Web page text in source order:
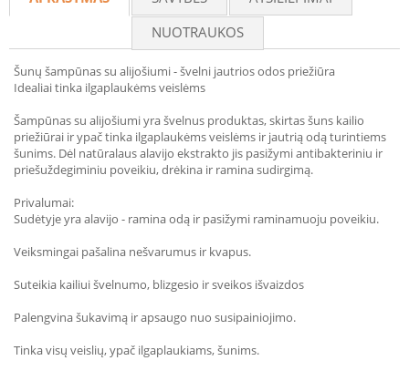
NUOTRAUKOS
Šunų šampūnas su alijošiumi - švelni jautrios odos priežiūra
Idealiai tinka ilgaplaukėms veislėms
Šampūnas su alijošiumi yra švelnus produktas, skirtas šuns kailio
priežiūrai ir ypač tinka ilgaplaukėms veislėms ir jautrią odą turintiems
šunims. Dėl natūralaus alavijo ekstrakto jis pasižymi antibakteriniu ir
priešuždegiminiu poveikiu, drėkina ir ramina sudirgimą.
Privalumai:
Sudėtyje yra alavijo - ramina odą ir pasižymi raminamuoju poveikiu.
Veiksmingai pašalina nešvarumus ir kvapus.
Suteikia kailiui švelnumo, blizgesio ir sveikos išvaizdos
Palengvina šukavimą ir apsaugo nuo susipainiojimo.
Tinka visų veislių, ypač ilgaplaukiams, šunims.